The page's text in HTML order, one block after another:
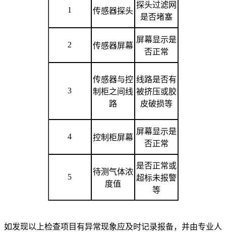
1 传感器探头
探头过滤网
是否堵塞
2 传感器屏幕
屏幕显示是
否正常
3
传感器与控
制柜之间线
路
线路是否有
被挤压或胶
皮破损等
4 控制柜屏幕
屏幕显示是
否正常
5
待测气体浓
度值
是否正常或
超标未报警
等
如发现以上检查项目有异常现象应及时记录报备，并由专业人